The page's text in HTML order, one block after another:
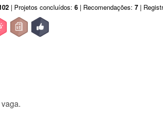
| Projetos concluídos: 6 | Recomendações: 7 |